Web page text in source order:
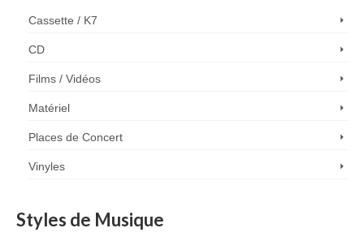
Cassette / K7
CD
Films / Vidéos
Matériel
Places de Concert
Vinyles
Styles de Musique